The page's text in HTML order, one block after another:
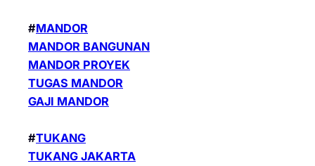
#MANDOR
MANDOR BANGUNAN
MANDOR PROYEK
TUGAS MANDOR
GAJI MANDOR
#TUKANG
TUKANG JAKARTA